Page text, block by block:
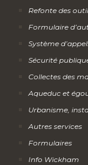
Refonte des
Formulaire
Système
Sécurité
Collectes des
Aqueduc et
Urbanisme,
Autres services
Formulaires
Info Wickham